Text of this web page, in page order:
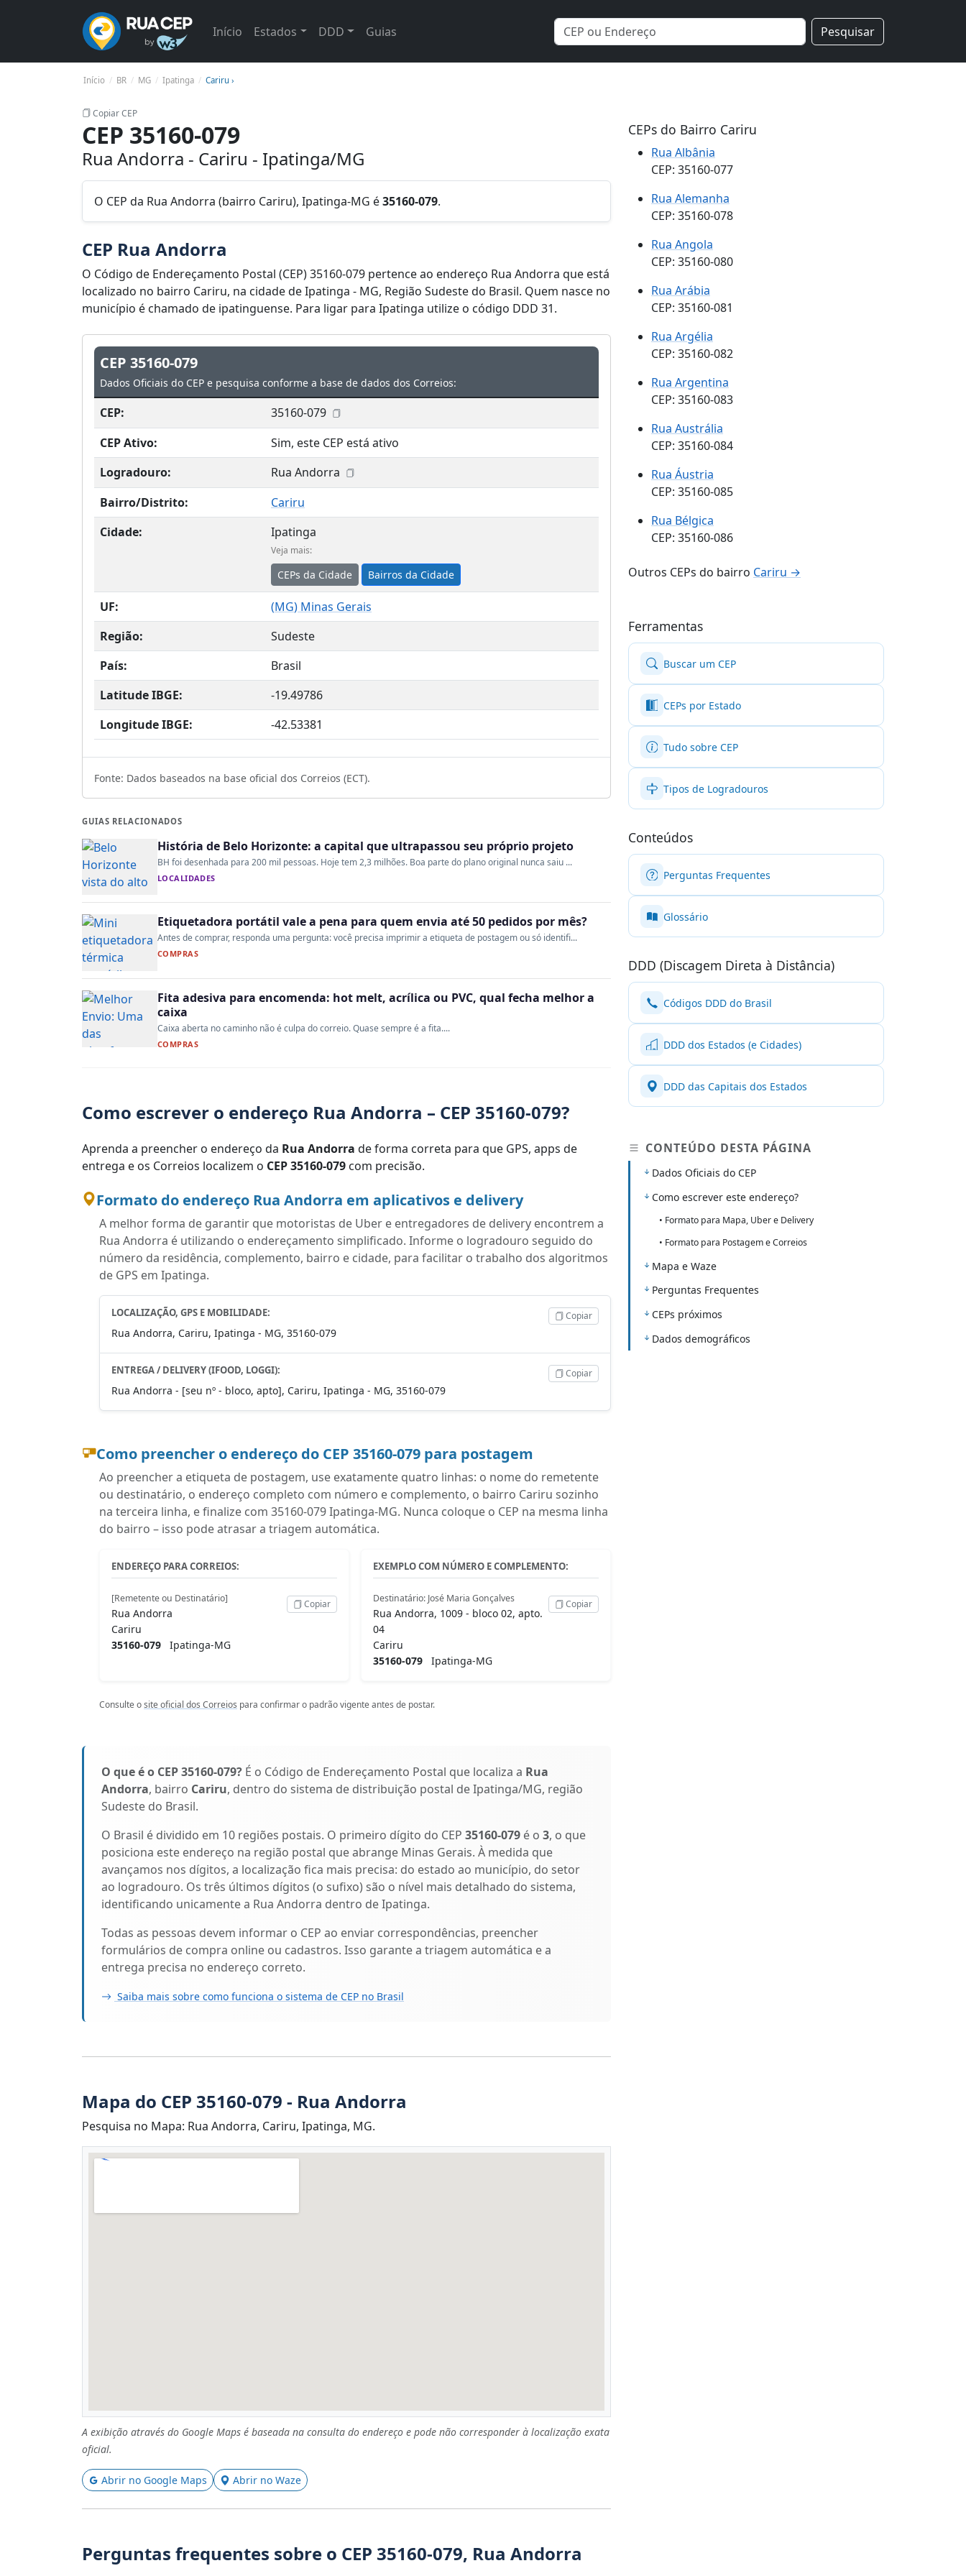
Início Estados DDD Guias Pesquisar
Início BR MG Ipatinga Cariru ›
Copiar CEP
CEP 35160-079
Rua Andorra - Cariru - Ipatinga/MG
O CEP da Rua Andorra (bairro Cariru), Ipatinga-MG é35160-079.
CEP Rua Andorra
O Código de Endereçamento Postal (CEP) 35160-079 pertence ao endereço Rua Andorra que está
localizado no bairro Cariru, na cidade de Ipatinga - MG, Região Sudeste do Brasil. Quem nasce no
município é chamado de ipatinguense. Para ligar para Ipatinga utilize o código DDD 31.
CEP 35160-079
Dados Oficiais do CEP e pesquisa conforme a base de dados dos Correios:
CEP:
35160-079
CEP Ativo:
Sim, este CEP está ativo
Logradouro:
Rua Andorra
Bairro/Distrito:
Cariru
Cidade:
Ipatinga
Veja mais:
CEPs da Cidade Bairros da Cidade
UF: (MG) Minas Gerais
Região:
Sudeste
País:
Brasil
Latitude IBGE:
-19.49786
Longitude IBGE:
-42.53381
Fonte: Dados baseados na base oficial dos Correios (ECT).
GUIAS RELACIONADOS
História de Belo Horizonte: a capital que ultrapassou seu próprio projeto
BH foi desenhada para 200 mil pessoas. Hoje tem 2,3 milhões. Boa parte do plano original nunca saiu ...
LOCALIDADES
Etiquetadora portátil vale a pena para quem envia até 50 pedidos por mês?
Antes de comprar, responda uma pergunta: você precisa imprimir a etiqueta de postagem ou só identifi...
COMPRAS
Fita adesiva para encomenda: hot melt, acrílica ou PVC, qual fecha melhor a
caixa
Caixa aberta no caminho não é culpa do correio. Quase sempre é a fita....
COMPRAS
Como escrever o endereço Rua Andorra – CEP 35160-079?
Aprenda a preencher o endereço da Rua Andorra de forma correta para que GPS, apps de
entrega e os Correios localizem o CEP 35160-079 com precisão.
Formato do endereço Rua Andorra em aplicativos e delivery
A melhor forma de garantir que motoristas de Uber e entregadores de delivery encontrem a
Rua Andorra é utilizando o endereçamento simplificado. Informe o logradouro seguido do
número da residência, complemento, bairro e cidade, para facilitar o trabalho dos algoritmos
de GPS em Ipatinga.
LOCALIZAÇÃO, GPS E MOBILIDADE:
Rua Andorra, Cariru, Ipatinga - MG, 35160-079
Copiar
ENTREGA / DELIVERY (IFOOD, LOGGI):
Rua Andorra - [seu nº - bloco, apto], Cariru, Ipatinga - MG, 35160-079
Copiar
Como preencher o endereço do CEP 35160-079 para postagem
Ao preencher a etiqueta de postagem, use exatamente quatro linhas: o nome do remetente
ou destinatário, o endereço completo com número e complemento, o bairro Cariru sozinho
na terceira linha, e finalize com 35160-079 Ipatinga-MG. Nunca coloque o CEP na mesma linha
do bairro – isso pode atrasar a triagem automática.
ENDEREÇO PARA CORREIOS:
[Remetente ou Destinatário]
Rua Andorra
Cariru
35160-079 Ipatinga-MG
Copiar
EXEMPLO COM NÚMERO E COMPLEMENTO:
Destinatário: José Maria Gonçalves
Rua Andorra, 1009 - bloco 02, apto.
04
Cariru
35160-079 Ipatinga-MG
Copiar
Consulte osite oficial dos Correios para confirmar o padrão vigente antes de postar.
O que é o CEP 35160-079? É o Código de Endereçamento Postal que localiza a Rua
Andorra, bairro Cariru, dentro do sistema de distribuição postal de Ipatinga/MG, região
Sudeste do Brasil.
O Brasil é dividido em 10 regiões postais. O primeiro dígito do CEP 35160-079 é o 3, o que
posiciona este endereço na região postal que abrange Minas Gerais. À medida que
avançamos nos dígitos, a localização fica mais precisa: do estado ao município, do setor
ao logradouro. Os três últimos dígitos (o sufixo) são o nível mais detalhado do sistema,
identificando unicamente a Rua Andorra dentro de Ipatinga.
Todas as pessoas devem informar o CEP ao enviar correspondências, preencher
formulários de compra online ou cadastros. Isso garante a triagem automática e a
entrega precisa no endereço correto.
Saiba mais sobre como funciona o sistema de CEP no Brasil
Mapa do CEP 35160-079 - Rua Andorra
Pesquisa no Mapa: Rua Andorra, Cariru, Ipatinga, MG.
A exibição através do Google Maps é baseada na consulta do endereço e pode não corresponder à localização exata
oficial.
Abrir no Google Maps Abrir no Waze
Perguntas frequentes sobre o CEP 35160-079, Rua Andorra
CEPs do Bairro Cariru
Rua Albânia
CEP: 35160-077
Rua Alemanha
CEP: 35160-078
Rua Angola
CEP: 35160-080
Rua Arábia
CEP: 35160-081
Rua Argélia
CEP: 35160-082
Rua Argentina
CEP: 35160-083
Rua Austrália
CEP: 35160-084
Rua Áustria
CEP: 35160-085
Rua Bélgica
CEP: 35160-086
Outros CEPs do bairro Cariru →
Ferramentas
Buscar um CEP
CEPs por Estado
Tudo sobre CEP
Tipos de Logradouros
Conteúdos
Perguntas Frequentes
Glossário
DDD (Discagem Direta à Distância)
Códigos DDD do Brasil
DDD dos Estados (e Cidades)
DDD das Capitais dos Estados
CONTEÚDO DESTA PÁGINA
Dados Oficiais do CEP
Como escrever este endereço?
• Formato para Mapa, Uber e Delivery
• Formato para Postagem e Correios
Mapa e Waze
Perguntas Frequentes
CEPs próximos
Dados demográficos